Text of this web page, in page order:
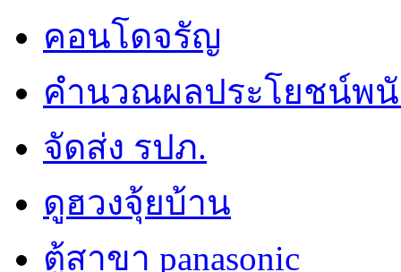
คอนโดจรัญ
คำนวณผลประโยชน์พ
จัดส่ง รปภ.
ดูฮวงจุ้ยบ้าน
ตู้สาขา panasonic